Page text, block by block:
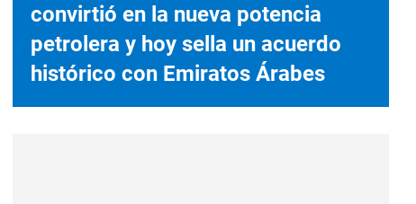
convirtió en la nueva potencia
petrolera y hoy sella un acuerdo
histórico con Emiratos Árabes